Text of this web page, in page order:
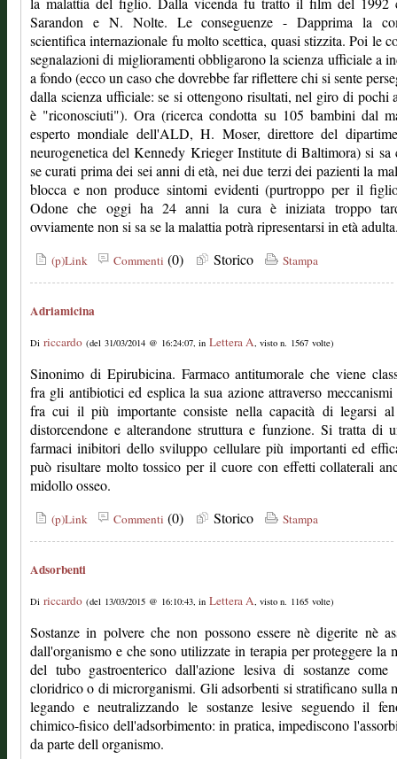
Sarandon e N. Nolte. Le conseguenze - Dapprima la
scientifica internazionale fu molto scettica, quasi stizzita. Poi le
segnalazioni di miglioramenti obbligarono la scienza ufficiale a
a fondo (ecco un caso che dovrebbe far riflettere chi si sente
dalla scienza ufficiale: se si ottengono risultati, nel giro di pochi
è "riconosciuti"). Ora (ricerca condotta su 105 bambini dal
esperto mondiale dell'ALD, H. Moser, direttore del
neurogenetica del Kennedy Krieger Institute di Baltimora) si sa
se curati prima dei sei anni di età, nei due terzi dei pazienti la
blocca e non produce sintomi evidenti (purtroppo per il
Odone che oggi ha 24 anni la cura è iniziata troppo
ovviamente non si sa se la malattia potrà ripresentarsi in età
(p)Link Commenti (0) Storico Stampa
Adriamicina
Di riccardo (del 31/03/2014 @ 16:24:07, in Lettera A, visto n. 1567 volte)
Sinonimo di Epirubicina. Farmaco antitumorale che viene
fra gli antibiotici ed esplica la sua azione attraverso meccanismi
fra cui il più importante consiste nella capacità di legarsi
distorcendone e alterandone struttura e funzione. Si tratta di
farmaci inibitori dello sviluppo cellulare più importanti ed
può risultare molto tossico per il cuore con effetti collaterali
midollo osseo.
(p)Link Commenti (0) Storico Stampa
Adsorbenti
Di riccardo (del 13/03/2015 @ 16:10:43, in Lettera A, visto n. 1165 volte)
Sostanze in polvere che non possono essere nè digerite nè
dall'organismo e che sono utilizzate in terapia per proteggere la
del tubo gastroenterico dall'azione lesiva di sostanze come
cloridrico o di microrganismi. Gli adsorbenti si stratificano sulla
legando e neutralizzando le sostanze lesive seguendo il
chimico-fisico dell'adsorbimento: in pratica, impediscono
da parte dell organismo.